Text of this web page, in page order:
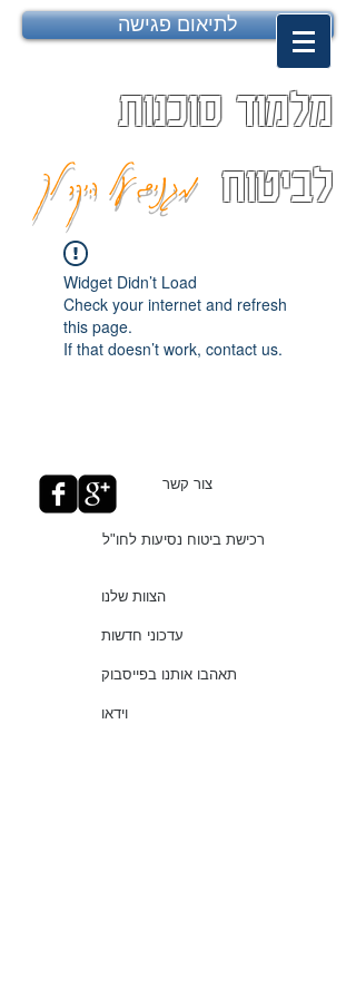
לתיאום פגישה
מלמוד סוכנות
לביטוח מגנים על היקר לך
Widget Didn’t Load
Check your internet and refresh
this page.
If that doesn’t work, contact us.
צור קשר
רכישת ביטוח נסיעות לחו"ל
הצוות שלנו
עדכוני חדשות
תאהבו אותנו בפייסבוק
וידאו